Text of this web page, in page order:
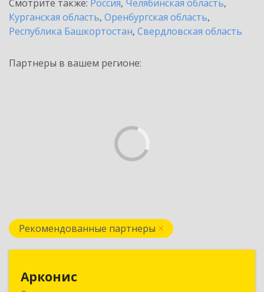
Смотрите также: Россия, Челябинская область,
Курганская область, Оренбургская область,
Республика Башкортостан, Свердловская область
Партнеры в вашем регионе:
Рекомендованные партнеры
Арконис